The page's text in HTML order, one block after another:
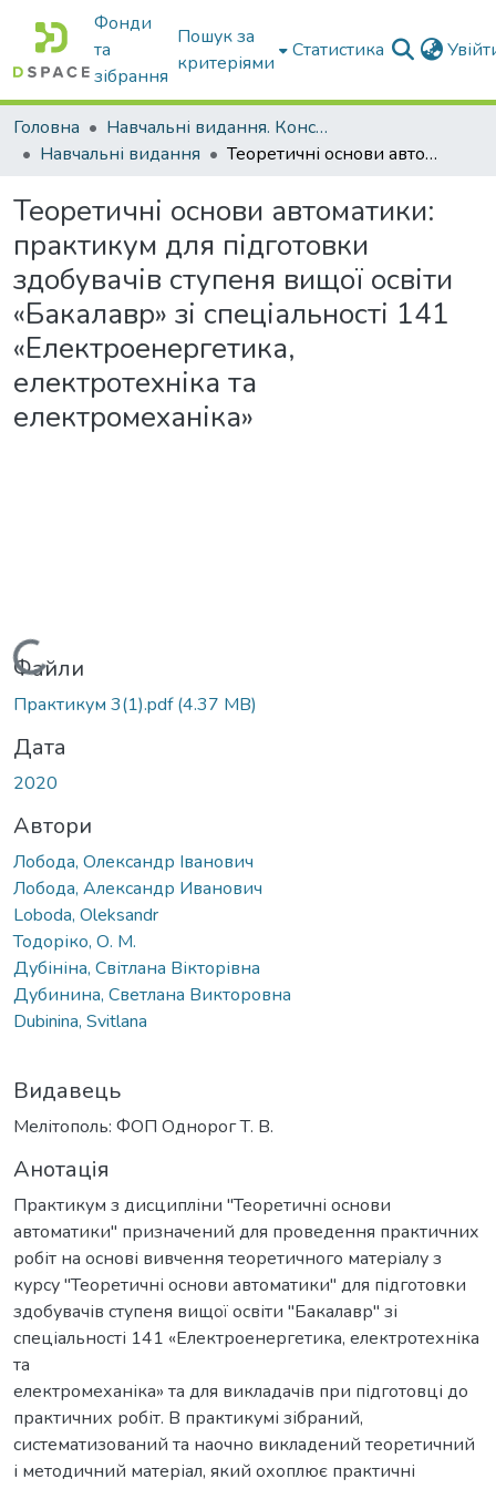
Фонди
та
зібрання
Пошук за
критеріями
Статистика
Головна
Навчальні видання. Конспекти лекцій
Навчальні видання
Теоретичні основи автоматики: практикум для підготовки здобувачів ступеня вищої освіти «Бакалавр» зі спеціальності 141 «Електроенергетика, електротехніка та електромеханіка»
Теоретичні основи автоматики:
практикум для підготовки
здобувачів ступеня вищої освіти
«Бакалавр» зі спеціальності 141
«Електроенергетика,
електротехніка та
електромеханіка»
Вантажиться...
Файли
Практикум 3(1).pdf(4.37 MB)
Дата
2020
Автори
Лобода, Олександр Іванович
Лобода, Александр Иванович
Loboda, Oleksandr
Тодоріко, О. М.
Дубініна, Світлана Вікторівна
Дубинина, Светлана Викторовна
Dubinina, Svitlana
Видавець
Мелітополь: ФОП Однорог Т. В.
Анотація
Практикум з дисципліни "Теоретичні основи
автоматики" призначений для проведення практичних
робіт на основі вивчення теоретичного матеріалу з
курсу "Теоретичні основи автоматики" для підготовки
здобувачів ступеня вищої освіти "Бакалавр" зі
спеціальності 141 «Електроенергетика, електротехніка
та
електромеханіка» та для викладачів при підготовці до
практичних робіт. В практикумі зібраний,
систематизований та наочно викладений теоретичний
і методичний матеріал, який охоплює практичні